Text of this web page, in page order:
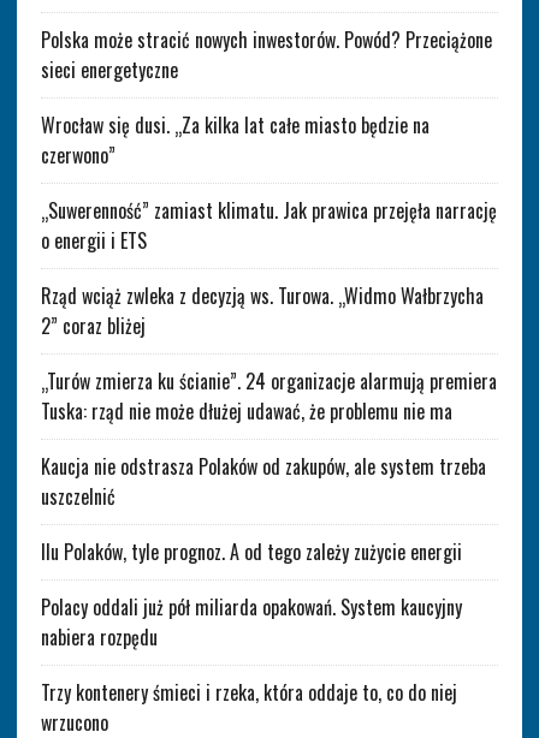
Polska może stracić nowych inwestorów. Powód? Przeciążone
sieci energetyczne
Wrocław się dusi. „Za kilka lat całe miasto będzie na
czerwono”
„Suwerenność” zamiast klimatu. Jak prawica przejęła narrację
o energii i ETS
Rząd wciąż zwleka z decyzją ws. Turowa. „Widmo Wałbrzycha
2” coraz bliżej
„Turów zmierza ku ścianie”. 24 organizacje alarmują premiera
Tuska: rząd nie może dłużej udawać, że problemu nie ma
Kaucja nie odstrasza Polaków od zakupów, ale system trzeba
uszczelnić
Ilu Polaków, tyle prognoz. A od tego zależy zużycie energii
Polacy oddali już pół miliarda opakowań. System kaucyjny
nabiera rozpędu
Trzy kontenery śmieci i rzeka, która oddaje to, co do niej
wrzucono